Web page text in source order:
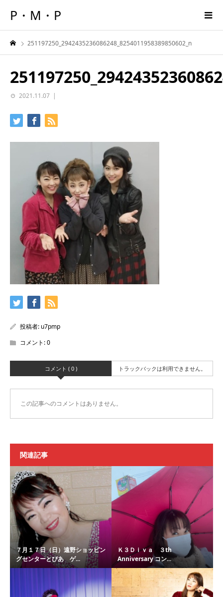
P・M・P
251197250_2942435236086248_8254011958389850602_n
2021.11.07
投稿者: u7pmp
コメント:0
コメント ( 0 ) トラックバックは利用できません。
この記事へのコメントはありません。
関連記事
７月１７日（日）遠野ショッピン
グセンターとぴあ ゲ...
Ｋ３Ｄｉｖａ ３th
Anniversary コン...